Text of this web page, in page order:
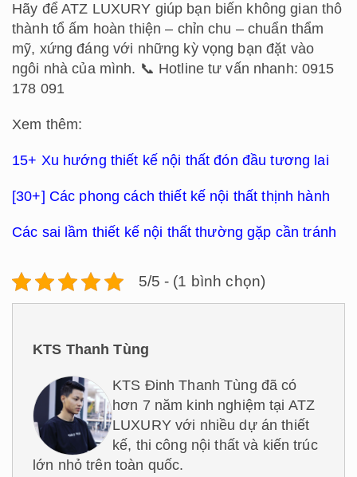
Hãy để ATZ LUXURY giúp bạn biến không gian thô
thành tổ ấm hoàn thiện – chỉn chu – chuẩn thẩm
mỹ, xứng đáng với những kỳ vọng bạn đặt vào
ngôi nhà của mình. 📞 Hotline tư vấn nhanh: 0915
178 091
Xem thêm:
15+ Xu hướng thiết kế nội thất đón đầu tương lai
[30+] Các phong cách thiết kế nội thất thịnh hành
Các sai lầm thiết kế nội thất thường gặp cần tránh
5/5 - (1 bình chọn)
KTS Thanh Tùng
KTS Đinh Thanh Tùng đã có
hơn 7 năm kinh nghiệm tại ATZ
LUXURY với nhiều dự án thiết
kế, thi công nội thất và kiến trúc
lớn nhỏ trên toàn quốc.